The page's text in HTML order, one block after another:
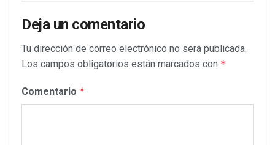
Deja un comentario
Tu dirección de correo electrónico no será publicada.
Los campos obligatorios están marcados con *
Comentario *